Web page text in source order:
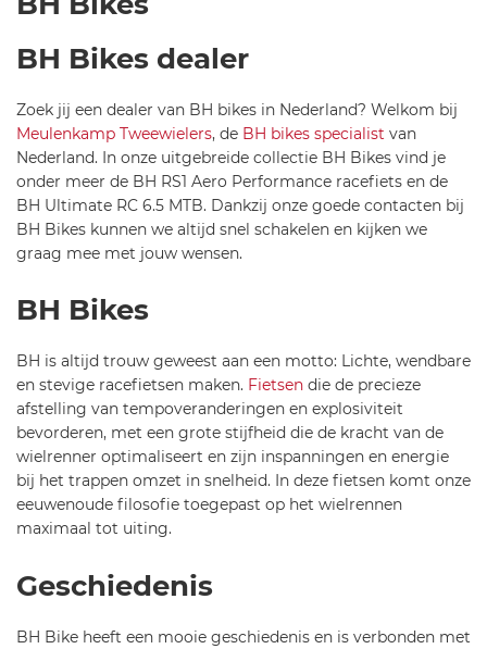
BH Bikes dealer
Zoek jij een dealer van BH bikes in Nederland? Welkom bij
Meulenkamp Tweewielers, de BH bikes specialist van
Nederland. In onze uitgebreide collectie BH Bikes vind je
onder meer de BH RS1 Aero Performance racefiets en de
BH Ultimate RC 6.5 MTB. Dankzij onze goede contacten bij
BH Bikes kunnen we altijd snel schakelen en kijken we
graag mee met jouw wensen.
BH Bikes
BH is altijd trouw geweest aan een motto: Lichte, wendbare
en stevige racefietsen maken. Fietsen die de precieze
afstelling van tempoveranderingen en explosiviteit
bevorderen, met een grote stijfheid die de kracht van de
wielrenner optimaliseert en zijn inspanningen en energie
bij het trappen omzet in snelheid. In deze fietsen komt onze
eeuwenoude filosofie toegepast op het wielrennen
maximaal tot uiting.
Geschiedenis
BH Bike heeft een mooie geschiedenis en is verbonden met